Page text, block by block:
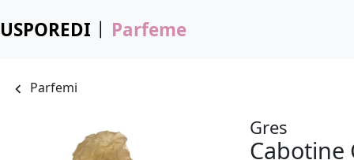
USPOREDI Parfeme
Parfemi
Gres
Cabotine